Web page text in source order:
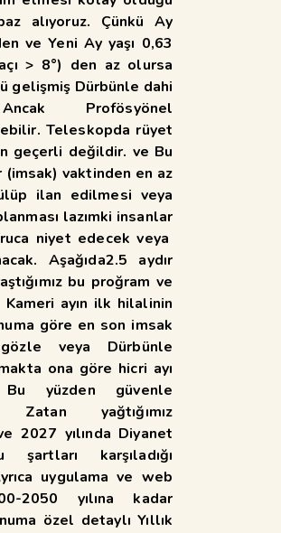
alıyoruz. Çünkü Ay
ve Yeni Ay yaşı 0,63
> 8°) den az olursa
gelişmiş Dürbünle dahi
Ancak Profösyönel
Teleskopda rüyet
geçerli değildir. ve Bu
(imsak) vaktinden en az
ilan edilmesi veya
lazımki insanlar
niyet edecek veya
Aşağıda2.5 aydır
bu proğram ve
Kameri ayın ilk hilalinin
göre en son imsak
veya Dürbünle
ona göre hicri ayı
Bu yüzden güvenle
Zatan yağtığımız
2027 yılında Diyanet
şartları karşıladığı
uygulama ve web
2050 yılına kadar
özel detaylı Yıllık